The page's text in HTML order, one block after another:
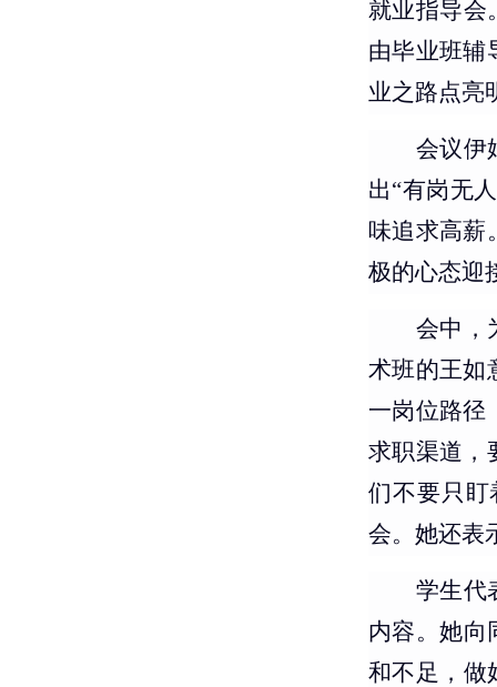
就业指导会
由毕业班辅
业之路点亮
会议伊
出“有岗无
味追求高薪
极的心态迎
会中，
术班的王如
一岗位路径
求职渠道，
们不要只盯
会。 她还表
学生代
内容。她向
和不足， 做